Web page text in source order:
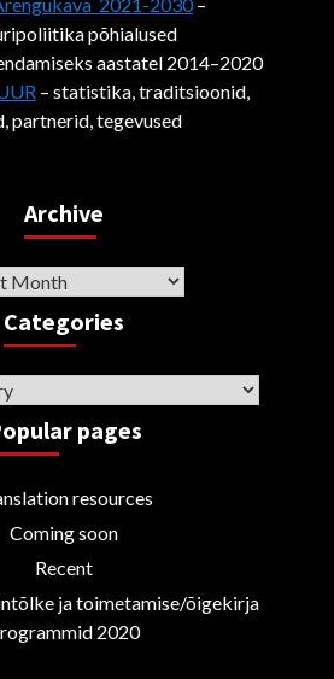
põhialused
aastatel 2014–2020
– statistika, traditsioonid,
partnerid, tegevused
Archive
Categories
pages
resources
Coming soon
Recent
ja toimetamise/õigekirja
2020